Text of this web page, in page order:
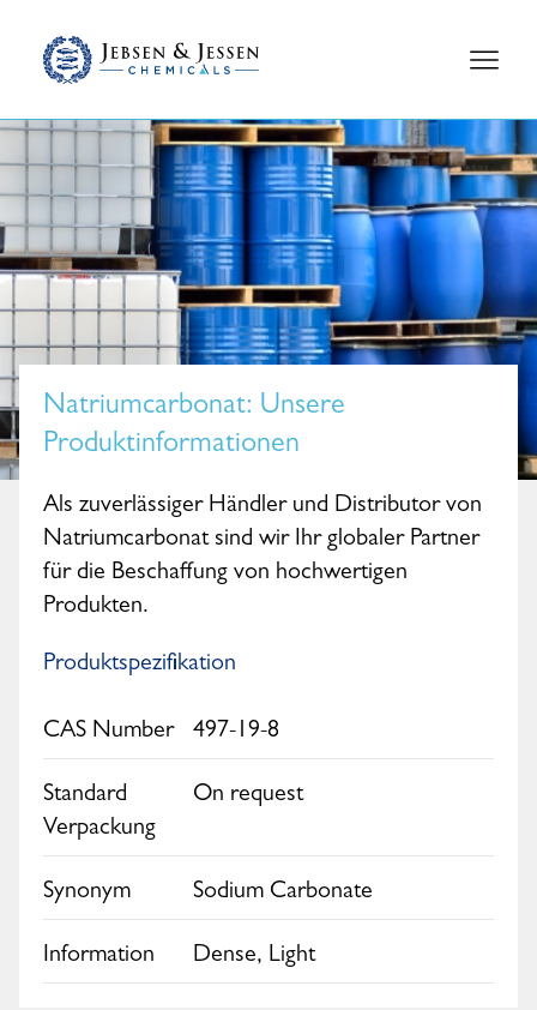
Natriumcarbonat: Unsere
Produktinformationen
Als zuverlässiger Händler und Distributor von
Natriumcarbonat sind wir Ihr globaler Partner
für die Beschaffung von hochwertigen
Produkten.
Produktspezifikation
CAS Number 497-19-8
Standard
Verpackung
On request
Synonym Sodium Carbonate
Information Dense, Light